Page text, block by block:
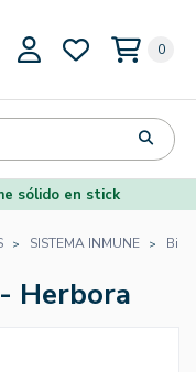
0
sólido en stick
SISTEMA INMUNE
Herbora